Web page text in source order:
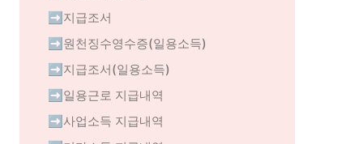
➡️지급조서
➡️원천징수영수증(일용소득)
➡️지급조서(일용소득)
➡️일용근로 지급내역
➡️사업소득 지급내역